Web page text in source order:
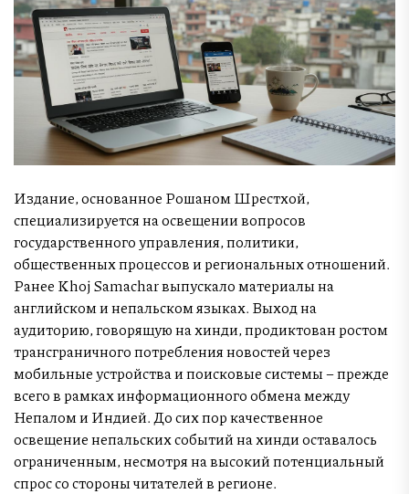
Издание, основанное Рошаном Шрестхой,
специализируется на освещении вопросов
государственного управления, политики,
общественных процессов и региональных отношений.
Ранее Khoj Samachar выпускало материалы на
английском и непальском языках. Выход на
аудиторию, говорящую на хинди, продиктован ростом
трансграничного потребления новостей через
мобильные устройства и поисковые системы – прежде
всего в рамках информационного обмена между
Непалом и Индией. До сих пор качественное
освещение непальских событий на хинди оставалось
ограниченным, несмотря на высокий потенциальный
спрос со стороны читателей в регионе.